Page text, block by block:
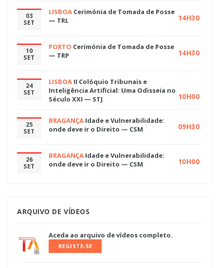
03
SET
LISBOA Cerimónia de Tomada de Posse
— TRL
14H30
10
SET
PORTO Cerimónia de Tomada de Posse
— TRP
14H30
24
SET
LISBOA II Colóquio Tribunais e
Inteligência Artificial: Uma Odisseia no
Século XXI — STJ
10H00
25
SET
BRAGANÇA Idade e Vulnerabilidade:
onde deve ir o Direito — CSM
09H30
26
SET
BRAGANÇA Idade e Vulnerabilidade:
onde deve ir o Direito — CSM
10H00
ARQUIVO DE VÍDEOS
Aceda ao arquivo de vídeos completo.
REGISTE-SE